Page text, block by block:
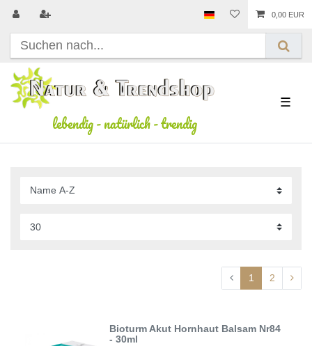
0,00 EUR
lebendig-natürlich-trendig
☰
1 2
Bioturm Akut Hornhaut Balsam Nr84
- 30ml